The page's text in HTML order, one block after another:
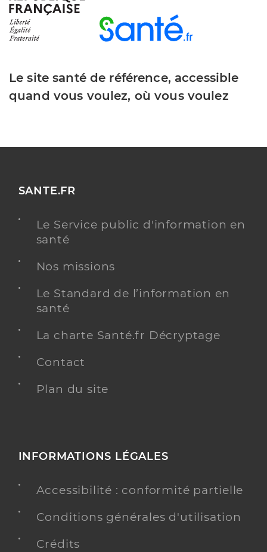
Le site santé de référence, accessible
quand vous voulez, où vous voulez
SANTE.FR
Le Service public d'information en
santé
Nos missions
Le Standard de l’information en
santé
La charte Santé.fr Décryptage
Contact
Plan du site
INFORMATIONS LÉGALES
Accessibilité : conformité partielle
Conditions générales d'utilisation
Crédits